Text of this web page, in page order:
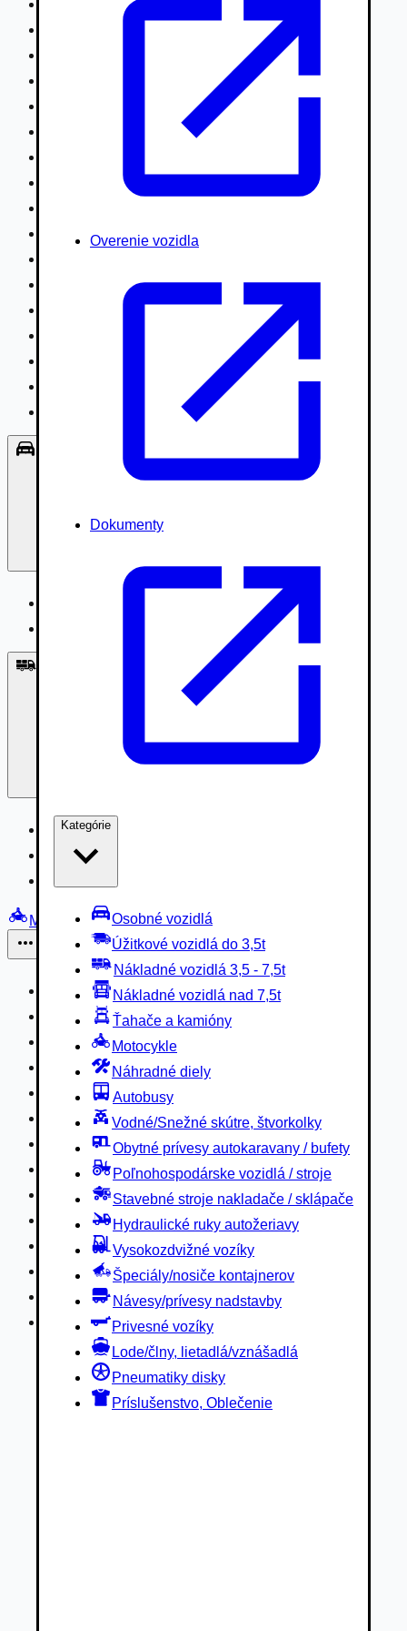
Overenie vozidla
Dokumenty
Kategórie
Osobné vozidlá
Úžitkové vozidlá do 3,5t
Nákladné vozidlá 3,5 - 7,5t
Nákladné vozidlá nad 7,5t
Ťahače a kamióny
Motocykle
Náhradné diely
Autobusy
Vodné/Snežné skútre, štvorkolky
Obytné prívesy autokaravany / bufety
Poľnohospodárske vozidlá / stroje
Stavebné stroje nakladače / sklápače
Hydraulické ruky autožeriavy
Vysokozdvižné vozíky
Špeciály/nosiče kontajnerov
Návesy/prívesy nadstavby
Privesné vozíky
Lode/člny, lietadlá/vznášadlá
Pneumatiky disky
Príslušenstvo, Oblečenie
Nákladné vozidlá nad 7,5t
Vodné/Snežné skútre, štvorkolky
Poľnohospodárske vozidlá / stroje
Hydraulické ruky autožeriavy
Špeciály/nosiče kontajnerov
Návesy/prívesy nadstavby
Lode/člny, lietadlá/vznášadlá
Príslušenstvo, Oblečenie
Nákladné vozidlá 3,5 - 7,5t
Nákladné vozidlá nad 7,5t
Motocykle
Náhradné diely
Autobusy
Vodné/Snežné skútre, štvorkolky
Obytné prívesy autokaravany / bufety
Poľnohospodárske vozidlá / stroje
Stavebné stroje nakladače / sklápače
Hydraulické ruky autožeriavy
Vysokozdvižné vozíky
Špeciály/nosiče kontajnerov
Návesy/prívesy nadstavby
Privesné vozíky
Lode/člny, lietadlá/vznášadlá
Pneumatiky disky
Príslušenstvo, Oblečenie